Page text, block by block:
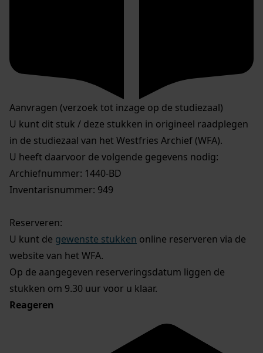
Aanvragen (verzoek tot inzage op de studiezaal)
U kunt dit stuk / deze stukken in origineel raadplegen
in de studiezaal van het Westfries Archief (WFA).
U heeft daarvoor de volgende gegevens nodig:
Archiefnummer: 1440-BD
Inventarisnummer: 949
Reserveren:
U kunt de gewenste stukken online reserveren via de
website van het WFA.
Op de aangegeven reserveringsdatum liggen de
stukken om 9.30 uur voor u klaar.
Reageren